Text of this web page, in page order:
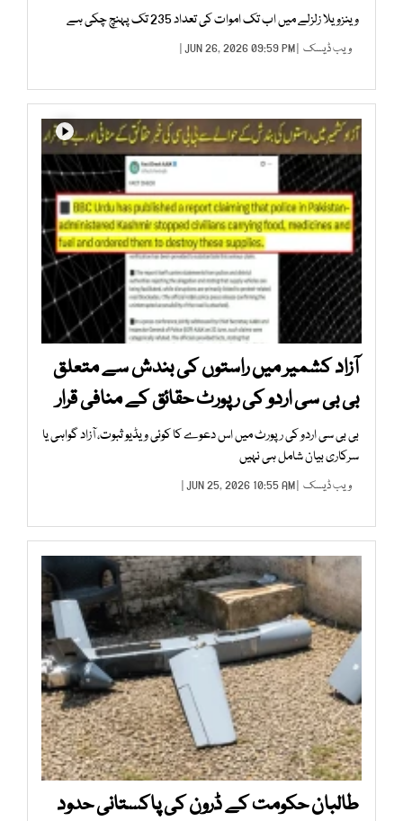
وینزویلا زلزلے میں اب تک اموات کی تعداد 235 تک پہنچ چکی ہے
ویب ڈیسک | JUN 26, 2026 09:59 PM |
آزاد کشمیر میں راستوں کی بندش سے متعلق
بی بی سی اردو کی رپورٹ حقائق کے منافی قرار
بی بی سی اردو کی رپورٹ میں اس دعوے کا کوئی ویڈیو ثبوت، آزاد گواہی یا
سرکاری بیان شامل ہی نہیں
ویب ڈیسک | JUN 25, 2026 10:55 AM |
طالبان حکومت کے ڈرون کی پاکستانی حدود